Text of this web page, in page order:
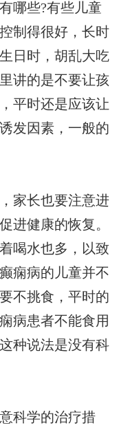
哪些?有些儿童
制得很好，长时
日时，胡乱大吃
讲的是不要让孩
平时还是应该让
发因素，一般的
家长也要注意进
进健康的恢复。
喝水也多，以致
痫病的儿童并不
不挑食，平时的
病患者不能食用
种说法是没有科
科学的治疗措